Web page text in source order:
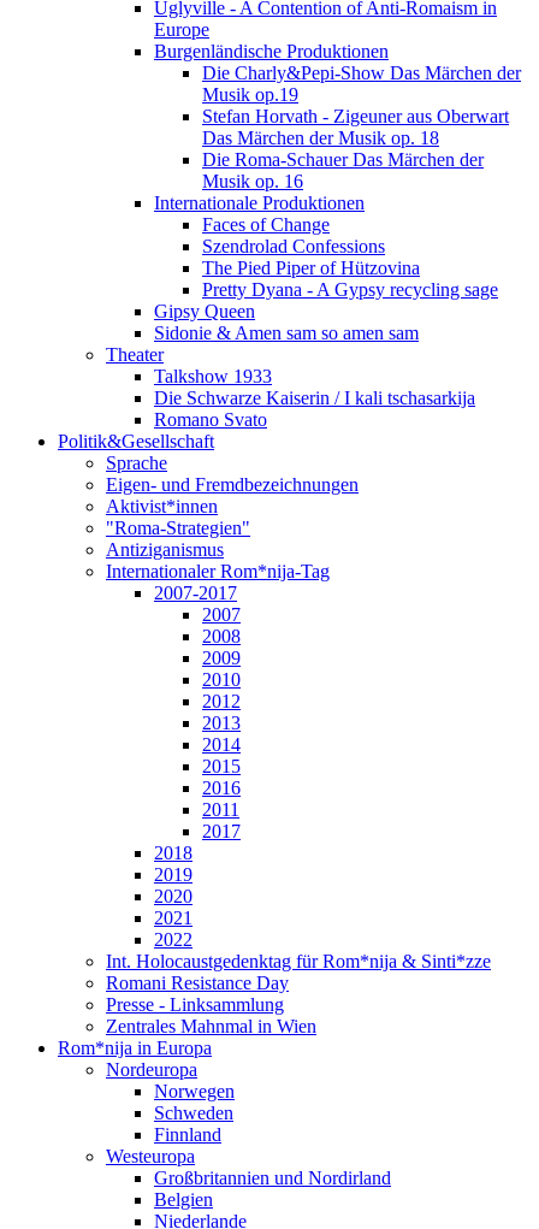
Uglyville - A Contention of Anti-Romaism in
Europe
Burgenländische Produktionen
Die Charly&Pepi-Show Das Märchen der
Musik op.19
Stefan Horvath - Zigeuner aus Oberwart
Das Märchen der Musik op. 18
Die Roma-Schauer Das Märchen der
Musik op. 16
Internationale Produktionen
Faces of Change
Szendrolad Confessions
The Pied Piper of Hützovina
Pretty Dyana - A Gypsy recycling sage
Gipsy Queen
Sidonie & Amen sam so amen sam
Theater
Talkshow 1933
Die Schwarze Kaiserin / I kali tschasarkija
Romano Svato
Politik&Gesellschaft
Sprache
Eigen- und Fremdbezeichnungen
Aktivist*innen
"Roma-Strategien"
Antiziganismus
Internationaler Rom*nija-Tag
2007-2017
2007
2008
2009
2010
2012
2013
2014
2015
2016
2011
2017
2018
2019
2020
2021
2022
Int. Holocaustgedenktag für Rom*nija & Sinti*zze
Romani Resistance Day
Presse - Linksammlung
Zentrales Mahnmal in Wien
Rom*nija in Europa
Nordeuropa
Norwegen
Schweden
Finnland
Westeuropa
Großbritannien und Nordirland
Belgien
Niederlande